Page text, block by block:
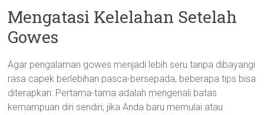
Mengatasi Kelelahan Setelah
Gowes
Agar pengalaman gowes menjadi lebih seru tanpa dibayangi
rasa capek berlebihan pasca-bersepada, beberapa tips bisa
diterapkan: Pertama-tama adalah mengenali batas
kemampuan diri sendiri; jika Anda baru memulai atau